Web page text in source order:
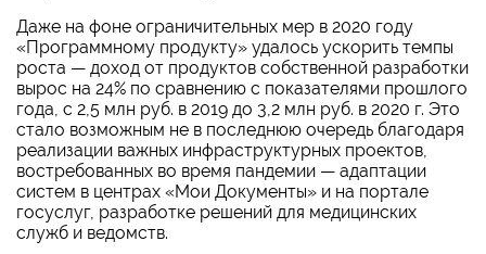
Даже на фоне ограничительных мер в 2020 году
«Программному продукту» удалось ускорить темпы
роста — доход от продуктов собственной разработки
вырос на 24% по сравнению с показателями прошлого
года, с 2,5 млн руб. в 2019 до 3,2 млн руб. в 2020 г. Это
стало возможным не в последнюю очередь благодаря
реализации важных инфраструктурных проектов,
востребованных во время пандемии — адаптации
систем в центрах «Мои Документы» и на портале
госуслуг, разработке решений для медицинских
служб и ведомств.